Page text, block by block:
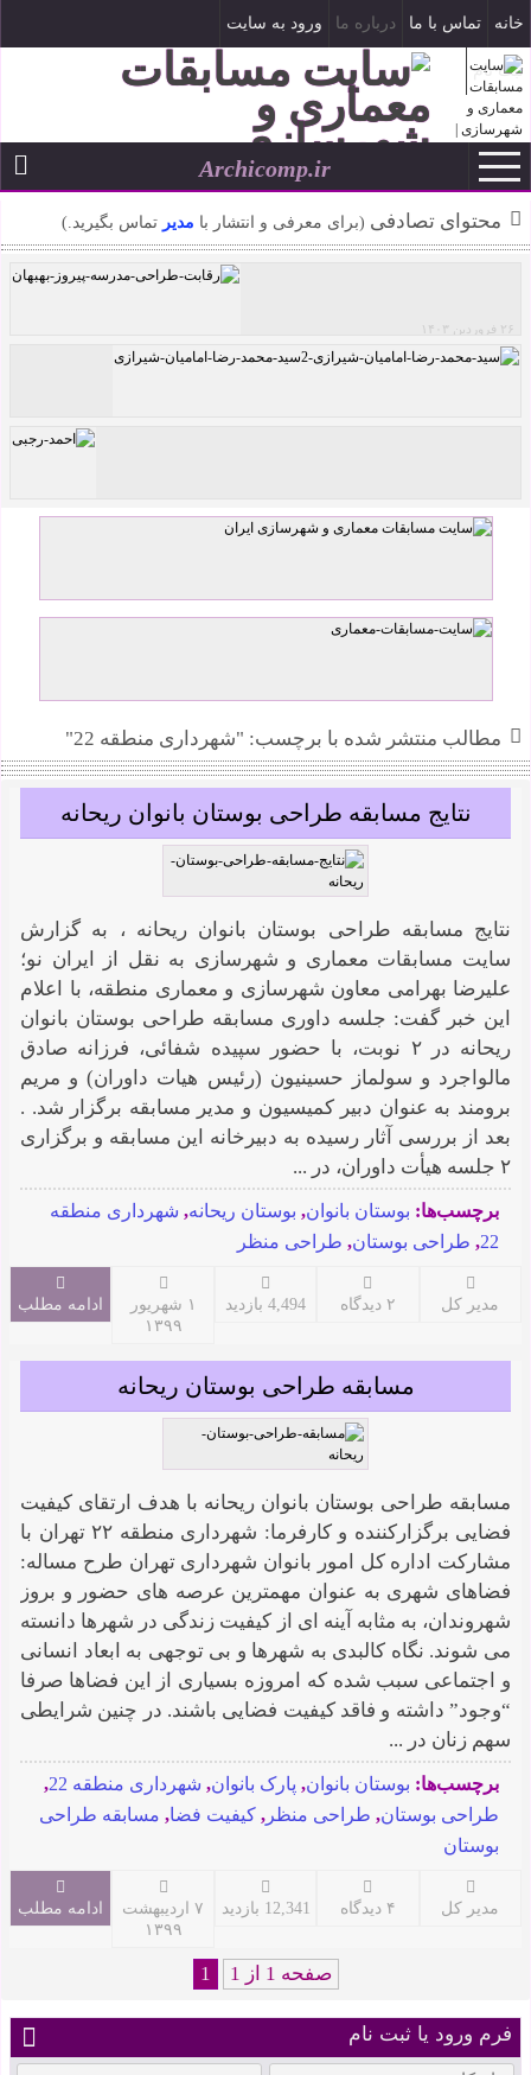
خانه تماس با ما درباره ما ورود به سایت
ثبت نام
۱۹ مرداد ۱۴۰۵Archicomp.ir
محتوای تصادفی (برای معرفی و انتشار با مدیر تماس بگیرید.)
رقابت طراحی مدرسه پیروز بهبهان
۲۶ فروردین ۱۴۰۳
کافه رستوران لولو اثر سید محمد رضا امامیان
احمد رجبی
مطالب منتشر شده با برچسب: "شهرداری منطقه 22"
نتایج مسابقه طراحی بوستان بانوان ریحانه
نتایج مسابقه طراحی بوستان بانوان ریحانه ، به گزارش
سایت مسابقات معماری و شهرسازی به نقل از ایران نو؛
علیرضا بهرامی معاون شهرسازی و معماری منطقه، با اعلام
این خبر گفت: جلسه داوری مسابقه طراحی بوستان بانوان
ریحانه در ۲ نوبت، با حضور سپیده شفائی، فرزانه صادق
مالواجرد و سولماز حسینیون (رئیس هیات داوران) و مریم
برومند به عنوان دبیر کمیسیون و مدیر مسابقه برگزار شد. .
بعد از بررسی آثار رسیده به دبیرخانه این مسابقه و برگزاری
۲ جلسه هیأت داوران، در ...
برچسب‌ها: بوستان بانوان, بوستان ریحانه, شهرداری منطقه
22
, طراحی بوستان, طراحی منظر
مدیر کل ۲ دیدگاه 4,494 بازدید
۱ شهریور
۱۳۹۹
ادامه مطلب
مسابقه طراحی بوستان ریحانه
مسابقه طراحی بوستان بانوان ریحانه با هدف ارتقای کیفیت
فضایی برگزارکننده و کارفرما: شهرداری منطقه ۲۲ تهران با
مشارکت اداره کل امور بانوان شهرداری تهران طرح مساله:
فضاهای شهری به عنوان مهمترین عرصه های حضور و بروز
شهروندان، به مثابه آینه ای از کیفیت زندگی در شهرها دانسته
می شوند. نگاه کالبدی به شهرها و بی توجهی به ابعاد انسانی
و اجتماعی سبب شده که امروزه بسیاری از این فضاها صرفا
“وجود” داشته و فاقد کیفیت فضایی باشند. در چنین شرایطی
سهم زنان در ...
برچسب‌ها: بوستان بانوان, پارک بانوان, شهرداری منطقه 22
,
طراحی بوستان, طراحی منظر , کیفیت فضا, مسابقه طراحی
بوستان
مدیر کل ۴ دیدگاه 12,341 بازدید
۷ اردیبهشت
۱۳۹۹
ادامه مطلب
صفحه 1 از 1 1
فرم ورود یا ثبت نام